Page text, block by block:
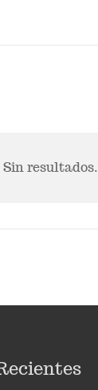
Sin resultados.